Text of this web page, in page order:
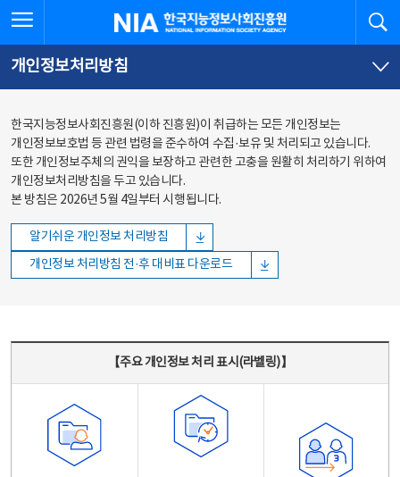
바로가기
바로가기
한국지능정보사회진흥원
개인정보처리방침
한국지능정보사회진흥원(이하 진흥원)이 취급하는 모든 개인정보는
개인정보보호법 등 관련 법령을 준수하여 수집·보유 및 처리되고 있습니다.
또한 개인정보주체의 권익을 보장하고 관련한 고충을 원활히 처리하기 위하여
개인정보처리방침을 두고 있습니다.
본 방침은 2026년 5월 4일부터 시행됩니다.
알기쉬운 개인정보 처리방침
개인정보 처리방침 전·후 대비표 다운로드
【주요 개인정보 처리 표시(라벨링)】